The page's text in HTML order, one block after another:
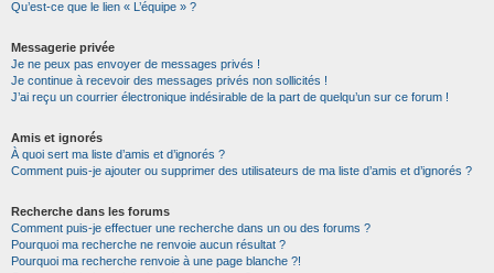
Qu’est-ce que le lien « L’équipe » ?
Messagerie privée
Je ne peux pas envoyer de messages privés !
Je continue à recevoir des messages privés non sollicités !
J’ai reçu un courrier électronique indésirable de la part de quelqu’un sur ce forum !
Amis et ignorés
À quoi sert ma liste d’amis et d’ignorés ?
Comment puis-je ajouter ou supprimer des utilisateurs de ma liste d’amis et d’ignorés ?
Recherche dans les forums
Comment puis-je effectuer une recherche dans un ou des forums ?
Pourquoi ma recherche ne renvoie aucun résultat ?
Pourquoi ma recherche renvoie à une page blanche ?!